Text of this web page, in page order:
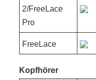
2/FreeLace
Pro
FreeLace
Kopfhörer